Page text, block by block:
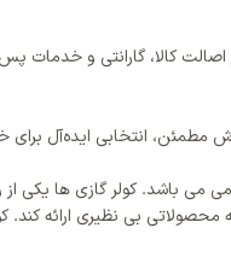
اصالت کالا، گارانتی و
مطمئن، انتخابی ایده‌آل
می باشد. کولر گازی ها یکی از
محصولاتی بی نظیری ارائه کند.